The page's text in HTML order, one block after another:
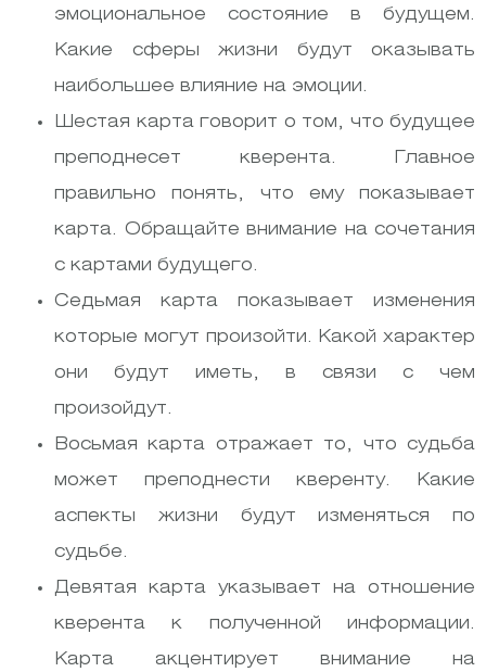
эмоциональное состояние в будущем.
Какие сферы жизни будут оказывать
наибольшее влияние на эмоции.
Шестая карта говорит о том, что будущее
преподнесет кверента. Главное
правильно понять, что ему показывает
карта. Обращайте внимание на сочетания
с картами будущего.
Седьмая карта показывает изменения
которые могут произойти. Какой характер
они будут иметь, в связи с чем
произойдут.
Восьмая карта отражает то, что судьба
может преподнести кверенту. Какие
аспекты жизни будут изменяться по
судьбе.
Девятая карта указывает на отношение
кверента к полученной информации.
Карта акцентирует внимание на